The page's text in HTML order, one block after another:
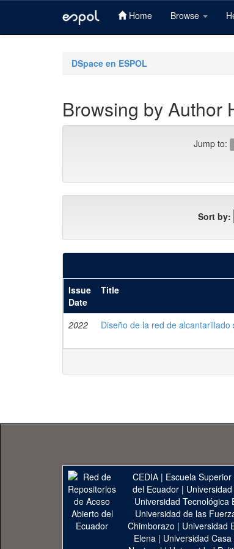
Home Browse
DSpace en ESPOL
Browsing by Author
Jump to:
Sort by:
Issue
Date
Title
2022 Diseño de la red de
CEDIA | Escuela
del Ecuador|
Universidad Tecnológica
Universidad de las
Chimborazo | Universidad
Elena | Universidad